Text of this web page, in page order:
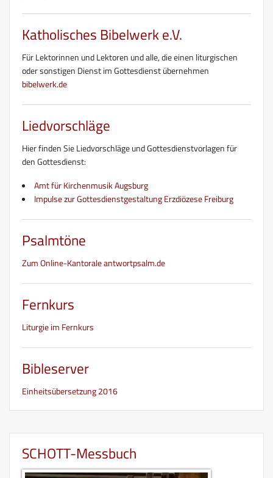
Katholisches Bibelwerk e.V.
Für Lektorinnen und Lektoren und alle, die einen liturgischen
oder sonstigen Dienst im Gottesdienst übernehmen
bibelwerk.de
Liedvorschläge
Hier finden Sie Liedvorschläge und Gottesdienstvorlagen für
den Gottesdienst:
Amt für Kirchenmusik Augsburg
Impulse zur Gottesdienstgestaltung Erzdiözese Freiburg
Psalmtöne
Zum Online-Kantorale antwortpsalm.de
Fernkurs
Liturgie im Fernkurs
Bibleserver
Einheitsübersetzung 2016
SCHOTT-Messbuch